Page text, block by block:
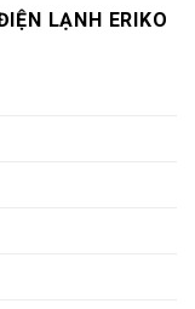
LẠNH ERIKO